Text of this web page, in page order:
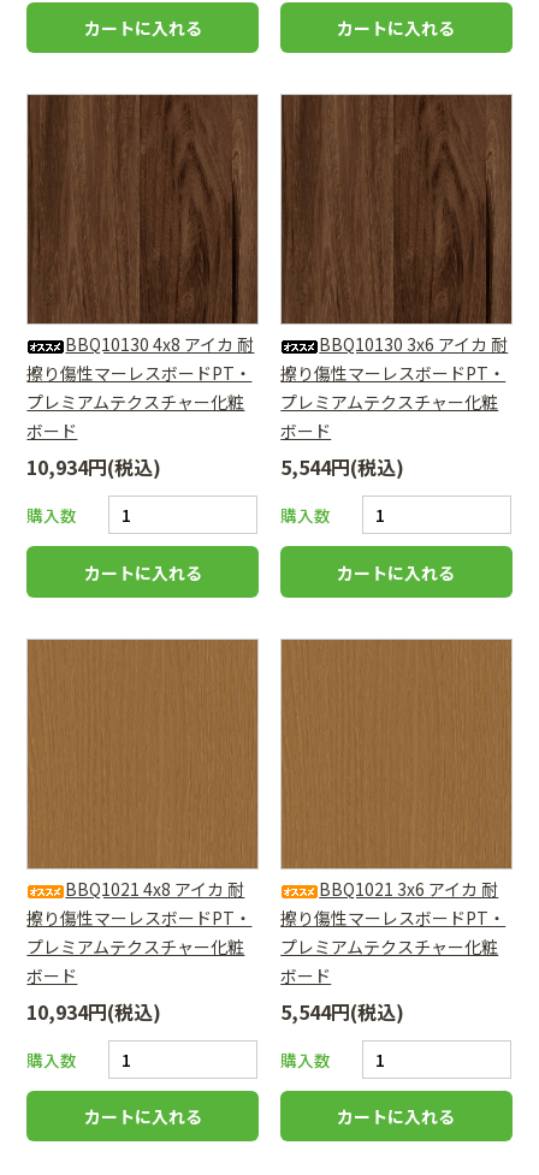
BBQ10130 4x8 アイカ 耐
擦り傷性マーレスボードPT・
プレミアムテクスチャー化粧
ボード
10,934円(税込)
購入数
BBQ10130 3x6 アイカ 耐
擦り傷性マーレスボードPT・
プレミアムテクスチャー化粧
ボード
5,544円(税込)
購入数
BBQ1021 4x8 アイカ 耐
擦り傷性マーレスボードPT・
プレミアムテクスチャー化粧
ボード
10,934円(税込)
購入数
BBQ1021 3x6 アイカ 耐
擦り傷性マーレスボードPT・
プレミアムテクスチャー化粧
ボード
5,544円(税込)
購入数